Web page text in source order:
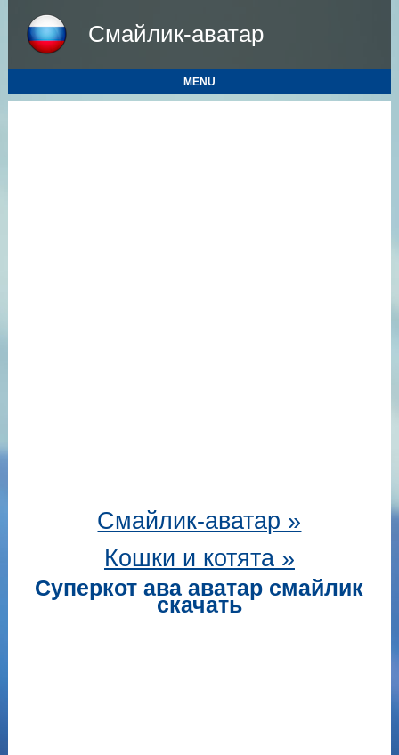
Смайлик-аватар
MENU
Смайлик-аватар »
Кошки и котята »
Суперкот ава аватар смайлик
скачать